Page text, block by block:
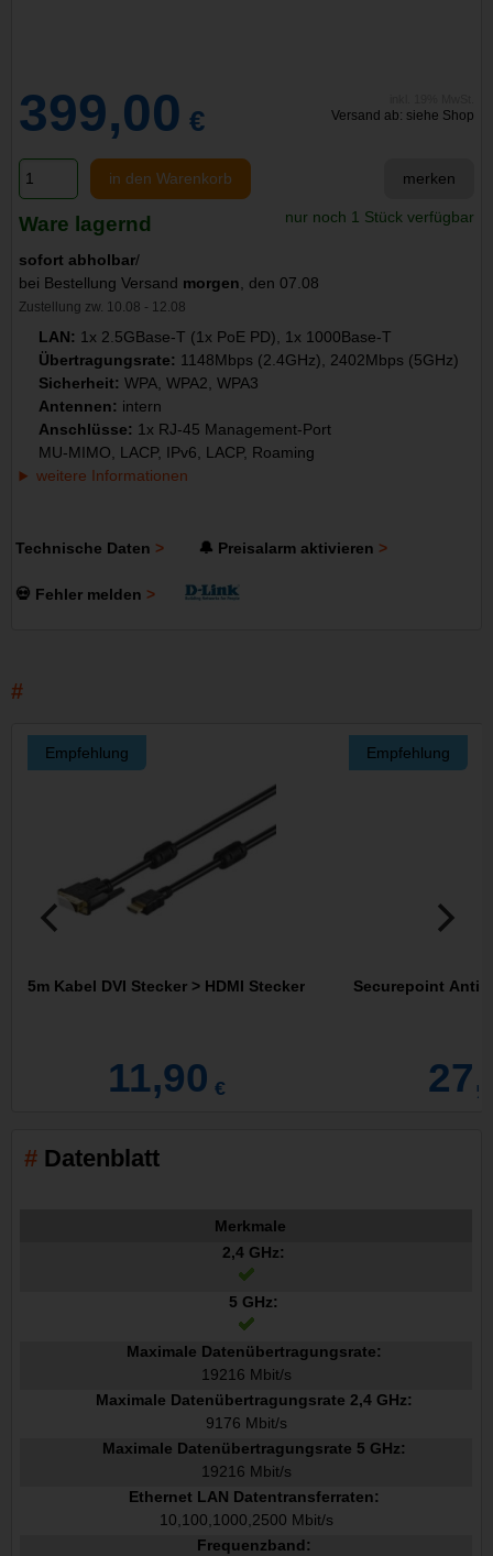
399,00 € Versand ab: siehe Shop
in den Warenkorb merken
Ware lagernd nur noch 1 Stück verfügbar
sofort abholbar/
bei Bestellung Versand morgen, den 07.08
Zustellung zw. 10.08 - 12.08
LAN: 1x 2.5GBase-T (1x PoE PD), 1x 1000Base-T
Übertragungsrate: 1148Mbps (2.4GHz), 2402Mbps (5GHz)
Sicherheit: WPA, WPA2, WPA3
Antennen: intern
Anschlüsse: 1x RJ-45 Management-Port
MU-MIMO, LACP, IPv6, LACP, Roaming
weitere Informationen
Technische Daten 🔔 Preisalarm aktivieren
💀 Fehler melden
Empfehlung
5m Kabel DVI Stecker > HDMI Stecker
11,90 €
Empfehlung
Securepoint
Datenblatt
Merkmale
2,4 GHz:
5 GHz:
Maximale Datenübertragungsrate:
19216 Mbit/s
Maximale Datenübertragungsrate 2,4 GHz:
9176 Mbit/s
Maximale Datenübertragungsrate 5 GHz:
19216 Mbit/s
Ethernet LAN Datentransferraten:
10,100,1000,2500 Mbit/s
Frequenzband: